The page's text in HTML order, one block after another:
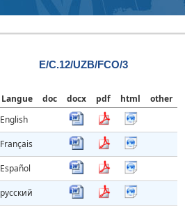
E/C.12/UZB/FCO/3
Langue doc docx pdf html
other
English
Français
Español
русский